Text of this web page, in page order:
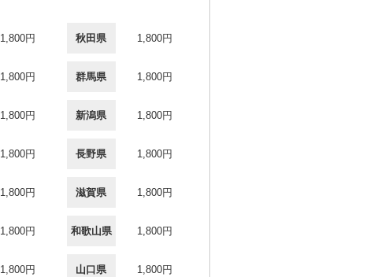
1,800円 秋田県 1,800円
1,800円 群馬県 1,800円
1,800円 新潟県 1,800円
1,800円 長野県 1,800円
1,800円 滋賀県 1,800円
1,800円 和歌山県 1,800円
1,800円 山口県 1,800円